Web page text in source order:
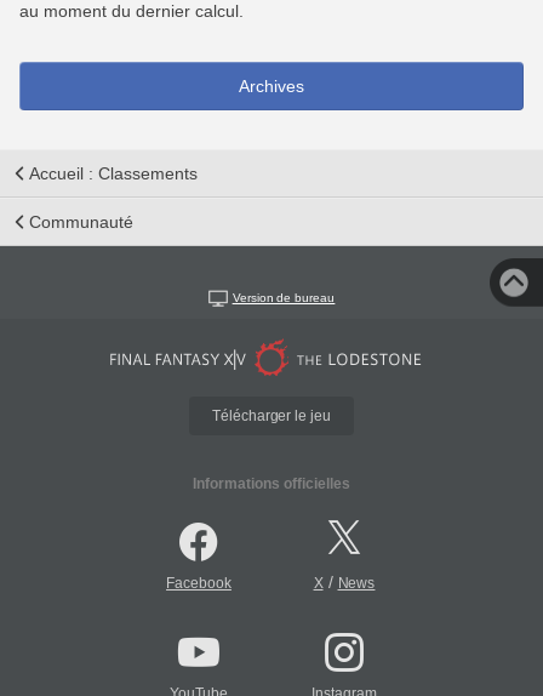
au moment du dernier calcul.
Archives
Accueil : Classements
Communauté
Version de bureau
Télécharger le jeu
Informations officielles
Facebook X/ News